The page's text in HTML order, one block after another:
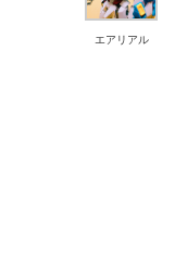
エアリアル